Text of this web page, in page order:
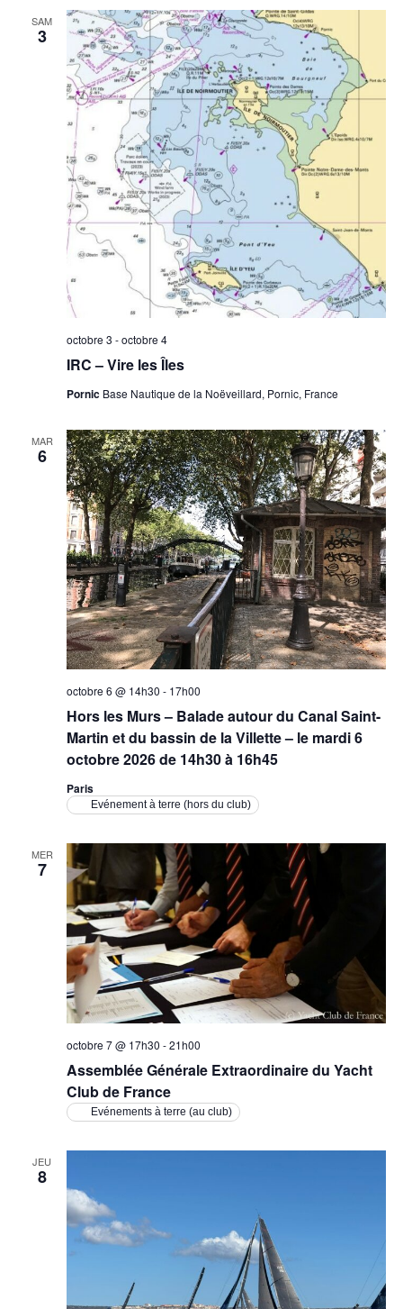
SAM
3
IRC – Vire les Îles
octobre 3 -octobre 4
Pornic Base Nautique de la Noëveillard, Pornic, France
MAR
6
Hors les Murs – Balade autour du Canal Saint-
Martin et du bassin de la Villette – le mardi 6
octobre 2026 de 14h30 à 16h45
octobre 6 @ 14h30 - 17h00
Paris
Evénement à terre (hors du club)
MER
7
Assemblée Générale Extraordinaire du Yacht
Club de France
octobre 7 @ 17h30 -21h00
Evénements à terre (au club)
JEU
8